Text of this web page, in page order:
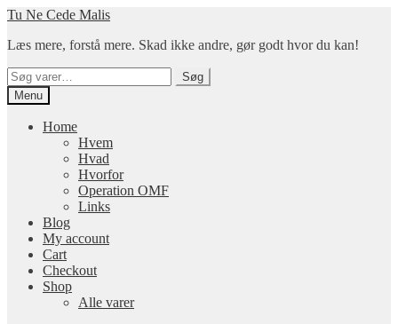
Spring
navigation
Spring
indhold
Tu Ne Cede Malis
Læs mere, forstå mere. Skad ikke andre, gør godt hvor du kan!
Søg
efter:
Søg
Menu
Home
Hvem
Hvad
Hvorfor
Operation OMF
Links
Blog
My account
Cart
Checkout
Shop
Alle varer